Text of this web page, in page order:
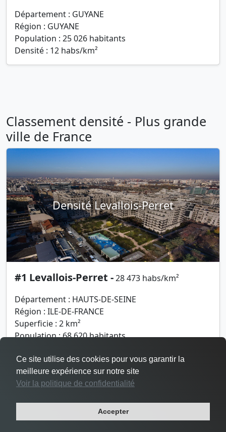
Département : GUYANE
Région : GUYANE
Population : 25 026 habitants
Densité : 12 habs/km²
Classement densité - Plus grande
ville de France
Densité Levallois-Perret
#1 Levallois-Perret -28 473 habs/km²
Département : HAUTS-DE-SEINE
Région : ILE-DE-FRANCE
Superficie : 2 km²
Population : 68 620 habitants
Densité Vincennes
Ce site utilise des cookies pour vous garantir la
meilleure expérience sur notre site
Voir la politique de confidentialité
Accepter